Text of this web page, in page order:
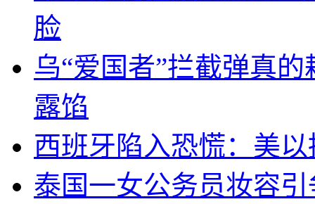
脸
乌“爱国者”拦截弹真
露馅
西班牙陷入恐慌：美
泰国一女公务员妆容